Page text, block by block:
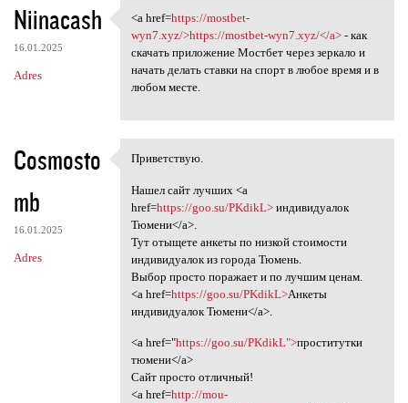
Niinacash
16.01.2025
Adres
<a href=https://mostbet-wyn7
<a href=https://mostbet-
wyn7.xyz/>https://mostbet-wyn7.xyz/</a>- как
скачать приложение Мостбет через зеркало и
начать делать ставки на спорт в любое время и в
любом месте.
Cosmosto
mb
16.01.2025
Adres
Приветствую.
Приветствую.
Нашел сайт лучших <a
href=https://goo.su/PKdikL>индивидуалок
Тюмени</a>.
Тут отыщете анкеты по низкой стоимости
индивидуалок из города Тюмень.
Выбор просто поражает и по лучшим ценам.
<a href=https://goo.su/PKdikL>Анкеты
индивидуалок Тюмени</a>.
<a href="https://goo.su/PKdikL">проститутки
тюмени</a>
Сайт просто отличный!
<a href=http://mou-